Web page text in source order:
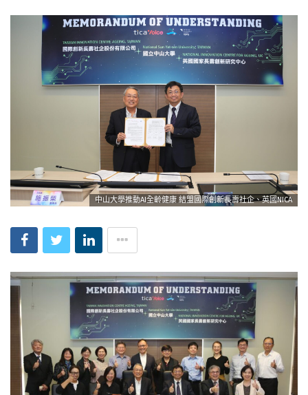
中山大學推動AI全齡健康 結盟國際創新長壽社企、英國NICA